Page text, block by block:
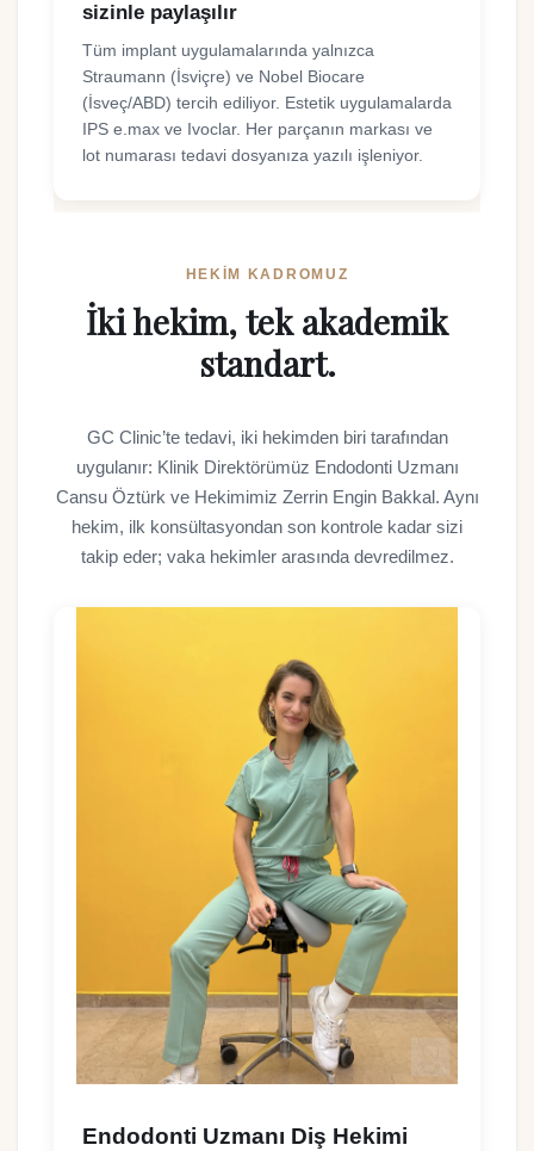
sizinle paylaşılır
Tüm implant uygulamalarında yalnızca
Straumann (İsviçre) ve Nobel Biocare
(İsveç/ABD) tercih ediliyor. Estetik uygulamalarda
IPS e.max ve Ivoclar. Her parçanın markası ve
lot numarası tedavi dosyanıza yazılı işleniyor.
HEKIM KADROMUZ
İki hekim, tek akademik
standart.
GC Clinic’te tedavi, iki hekimden biri tarafından
uygulanır: Klinik Direktörümüz Endodonti Uzmanı
Cansu Öztürk ve Hekimimiz Zerrin Engin Bakkal. Aynı
hekim, ilk konsültasyondan son kontrole kadar sizi
takip eder; vaka hekimler arasında devredilmez.
Endodonti Uzmanı Diş Hekimi